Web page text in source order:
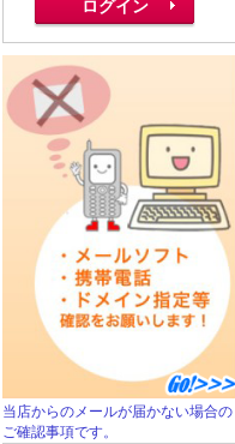
当店からのメールが届かない場合の
ご確認事項です。